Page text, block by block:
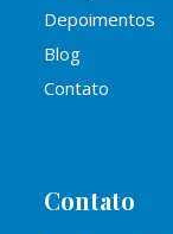
Depoimentos
Blog
Contato
Contato